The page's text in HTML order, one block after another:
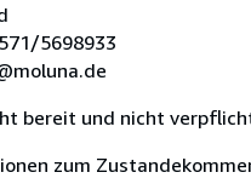
5698933
bereit und nicht
zum